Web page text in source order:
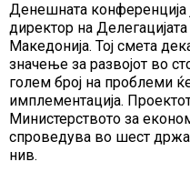
Денешната конференција
директор на
Македонија. Тој смета
значење за развојот во
голем број на проблеми
имплементација.
Министерството за
спроведува во шест
нив.